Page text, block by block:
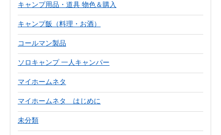
キャンプ用品・道具 物色＆購入
キャンプ飯（料理・お酒）
コールマン製品
ソロキャンプ 一人キャンパー
マイホームネタ
マイホームネタ はじめに
未分類